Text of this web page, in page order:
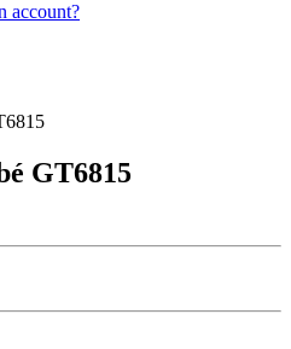
account?
GT6815